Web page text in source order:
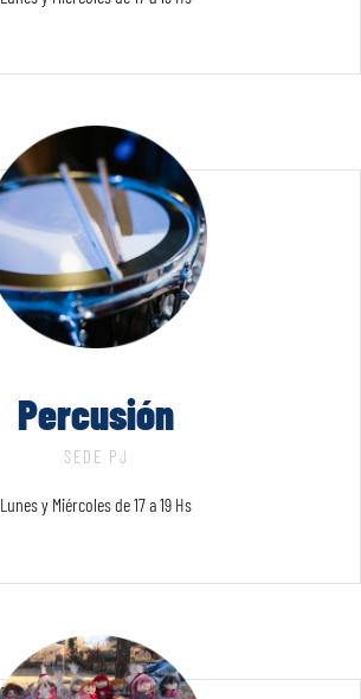
Percusión
SEDE PJ
Lunes y Miércoles de 17 a 19 Hs